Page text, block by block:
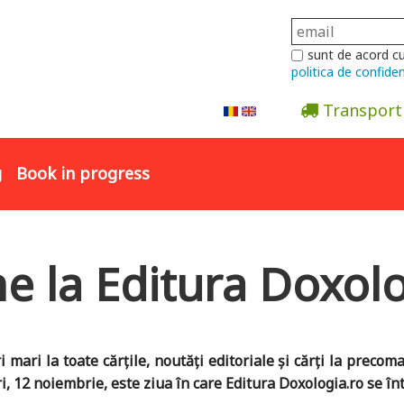
sunt de acord
politica de
Book in progress
la Editura
la toate cărțile, noutăți editoriale și cărți la
12 noiembrie, este ziua în care Editura Doxologia.ro se